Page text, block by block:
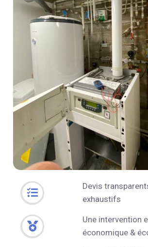
Devis
exhaustifs
Une intervention
économique &